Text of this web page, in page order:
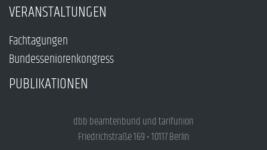
VERANSTALTUNGEN
Fachtagungen
Bundesseniorenkongress
PUBLIKATIONEN
dbb beamtenbund und tarifunion
Friedrichstraße 169 • 10117 Berlin